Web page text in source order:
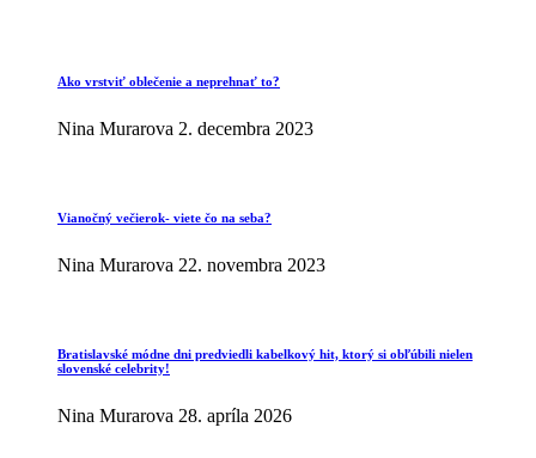
Ako vrstviť oblečenie a neprehnať to?
Nina Murarova 2. decembra 2023
Vianočný večierok- viete čo na seba?
Nina Murarova 22. novembra 2023
Bratislavské módne dni predviedli kabelkový hit, ktorý si obľúbili nielen
slovenské celebrity!
Nina Murarova 28. apríla 2026